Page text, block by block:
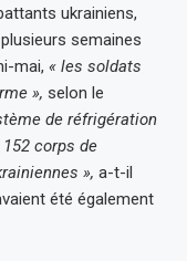
ukrainiens,
semaines
mai, « les soldats
», selon le
de réfrigération
corps de
», a-t-il
été également